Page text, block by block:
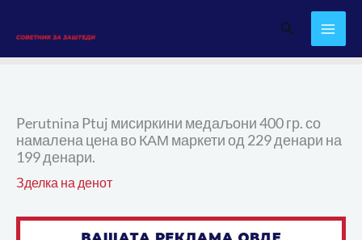
content
Search
Perutnina Ptuj мисиркини медаљони 400 гр. со
намалена цена во КАМ маркети од 229 денари на
199 денари.
Зделка на денот